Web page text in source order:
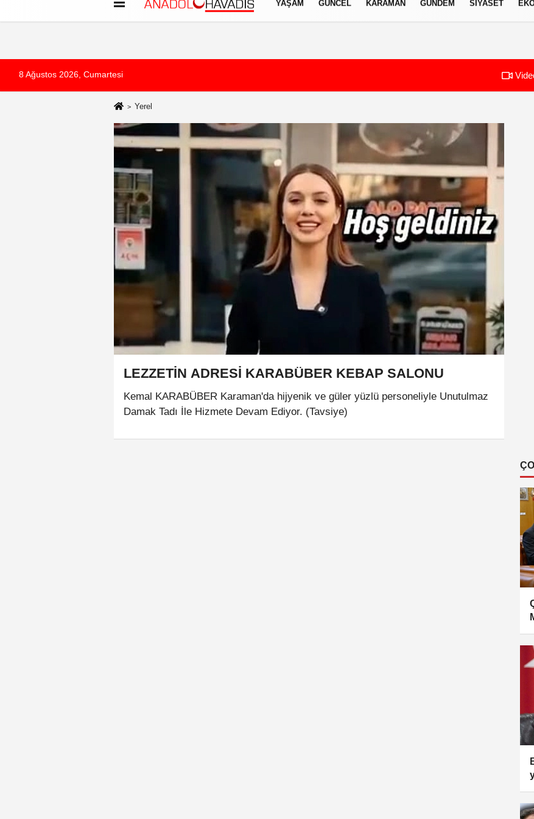
İletişim Çerez Politikası Gizlilik İlkeleri
YAŞAM GÜNCEL KARAMAN GÜNDEM SIYASET
8 Ağustos 2026, Cumartesi
Yerel
LEZZETİN ADRESİ KARABÜBER KEBAP SALONU
Kemal KARABÜBER Karaman'da hijyenik ve güler yüzlü personeliyle Unutulmaz
Damak Tadı İle Hizmete Devam Ediyor. (Tavsiye)